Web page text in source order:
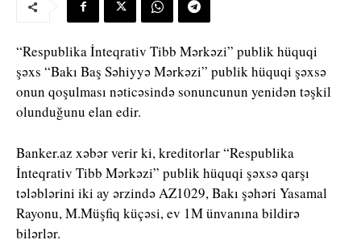
“Respublika İnteqrativ Tibb Mərkəzi” publik hüquqi
şəxs “Bakı Baş Səhiyyə Mərkəzi” publik hüquqi şəxsə
onun qoşulması nəticəsində sonuncunun yenidən təşkil
olunduğunu elan edir.
Banker.az xəbər verir ki, kreditorlar “Respublika
İnteqrativ Tibb Mərkəzi” publik hüquqi şəxsə qarşı
tələblərini iki ay ərzində AZ1029, Bakı şəhəri Yasamal
Rayonu, M.Müşfiq küçəsi, ev 1M ünvanına bildirə
bilərlər.